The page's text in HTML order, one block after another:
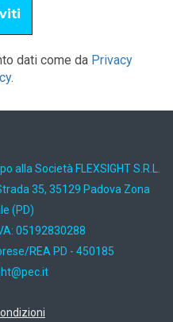
dati come da Privacy
.
alla Società FLEXSIGHT S.R.L.
35, 35129 Padova Zona
(PD)
05192830288
REA PD - 450185